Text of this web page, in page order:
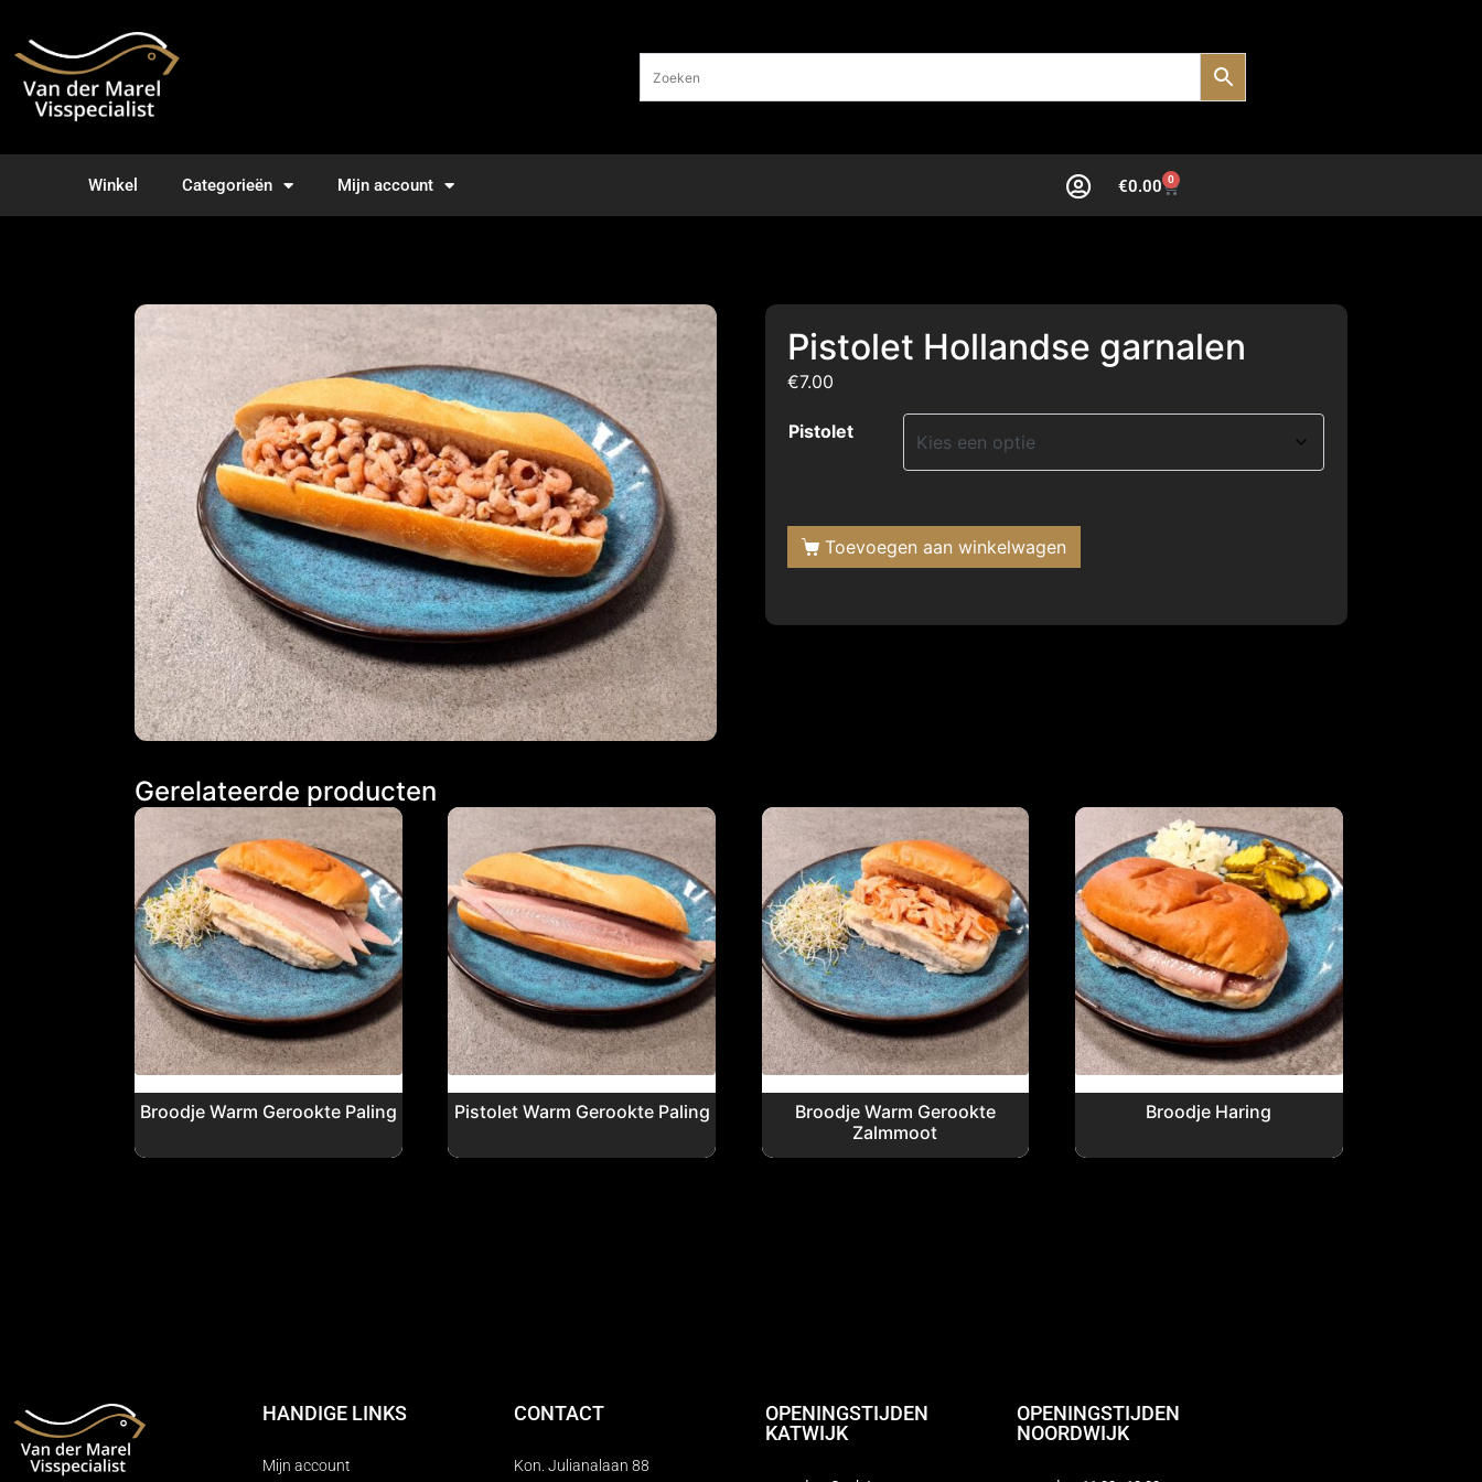
Winkel Categorieën Mijn account €0.00 0
Pistolet Hollandse garnalen
€7.00
Pistolet
Toevoegen aan winkelwagen
Gerelateerde producten
Broodje Warm Gerookte Paling Pistolet Warm Gerookte Paling
Broodje Warm Gerookte
Zalmmoot
Broodje Haring
HANDIGE LINKS
Mijn account
CONTACT
Kon. Julianalaan 88
OPENINGSTIJDEN
KATWIJK
OPENINGSTIJDEN
NOORDWIJK